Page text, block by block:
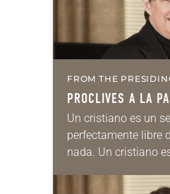
FROM THE
PROCLIVES A LA
Un cristiano es un
perfectamente libre
nada. Un cristiano
servidor de todos,